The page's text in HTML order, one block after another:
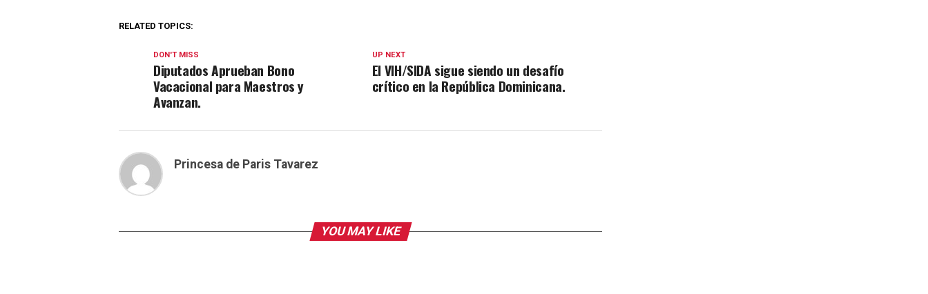
RELATED TOPICS:
UP NEXT
El VIH/SIDA sigue siendo un desafío
crítico en la República Dominicana.
DON'T MISS
Diputados Aprueban Bono
Vacacional para Maestros y
Avanzan.
Princesa de Paris Tavarez
YOU MAY LIKE